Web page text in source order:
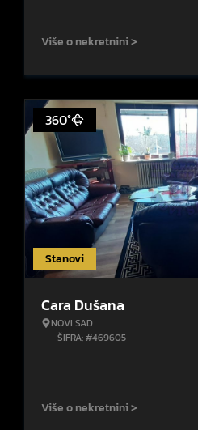
Više o nekretnini >
Stanovi
360°
Cara Dušana
NOVI SAD
ŠIFRA: #469605
Više o nekretnini >